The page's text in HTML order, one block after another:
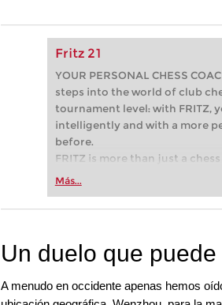
Fritz 21
YOUR PERSONAL CHESS
steps into the world of club
tournament level: with FRITZ,
intelligently and with a more
before.
FRITZ is more than just a
Whether you’re taking your
more efficiently, intelligently
Más...
Un duelo que
A menudo en occidente apenas hemos